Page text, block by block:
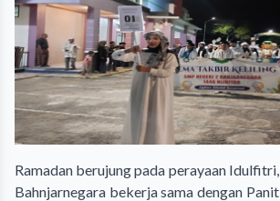
Ramadan berujung pada perayaan
Bahnjarnegara bekerja sama dengan